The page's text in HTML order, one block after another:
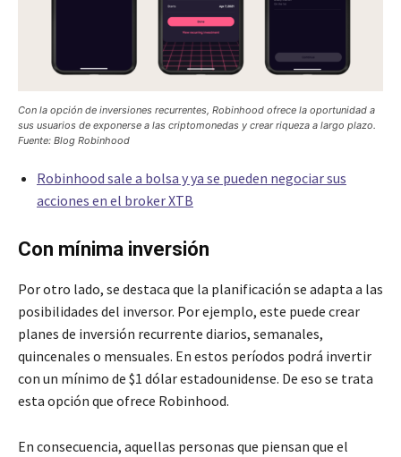
Con la opción de inversiones recurrentes, Robinhood ofrece la oportunidad a
sus usuarios de exponerse a las criptomonedas y crear riqueza a largo plazo.
Fuente: Blog Robinhood
Robinhood sale a bolsa y ya se pueden negociar sus
acciones en el broker XTB
Con mínima inversión
Por otro lado, se destaca que la planificación se adapta a las
posibilidades del inversor. Por ejemplo, este puede crear
planes de inversión recurrente diarios, semanales,
quincenales o mensuales. En estos períodos podrá invertir
con un mínimo de $1 dólar estadounidense. De eso se trata
esta opción que ofrece Robinhood.
En consecuencia, aquellas personas que piensan que el